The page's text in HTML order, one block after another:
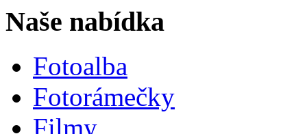
Naše nabídka
Fotoalba
Fotorámečky
Filmy